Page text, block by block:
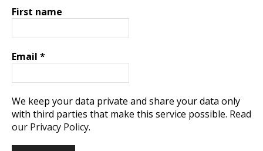
First name
Email *
We keep your data private and share your data only
with third parties that make this service possible. Read
our Privacy Policy.